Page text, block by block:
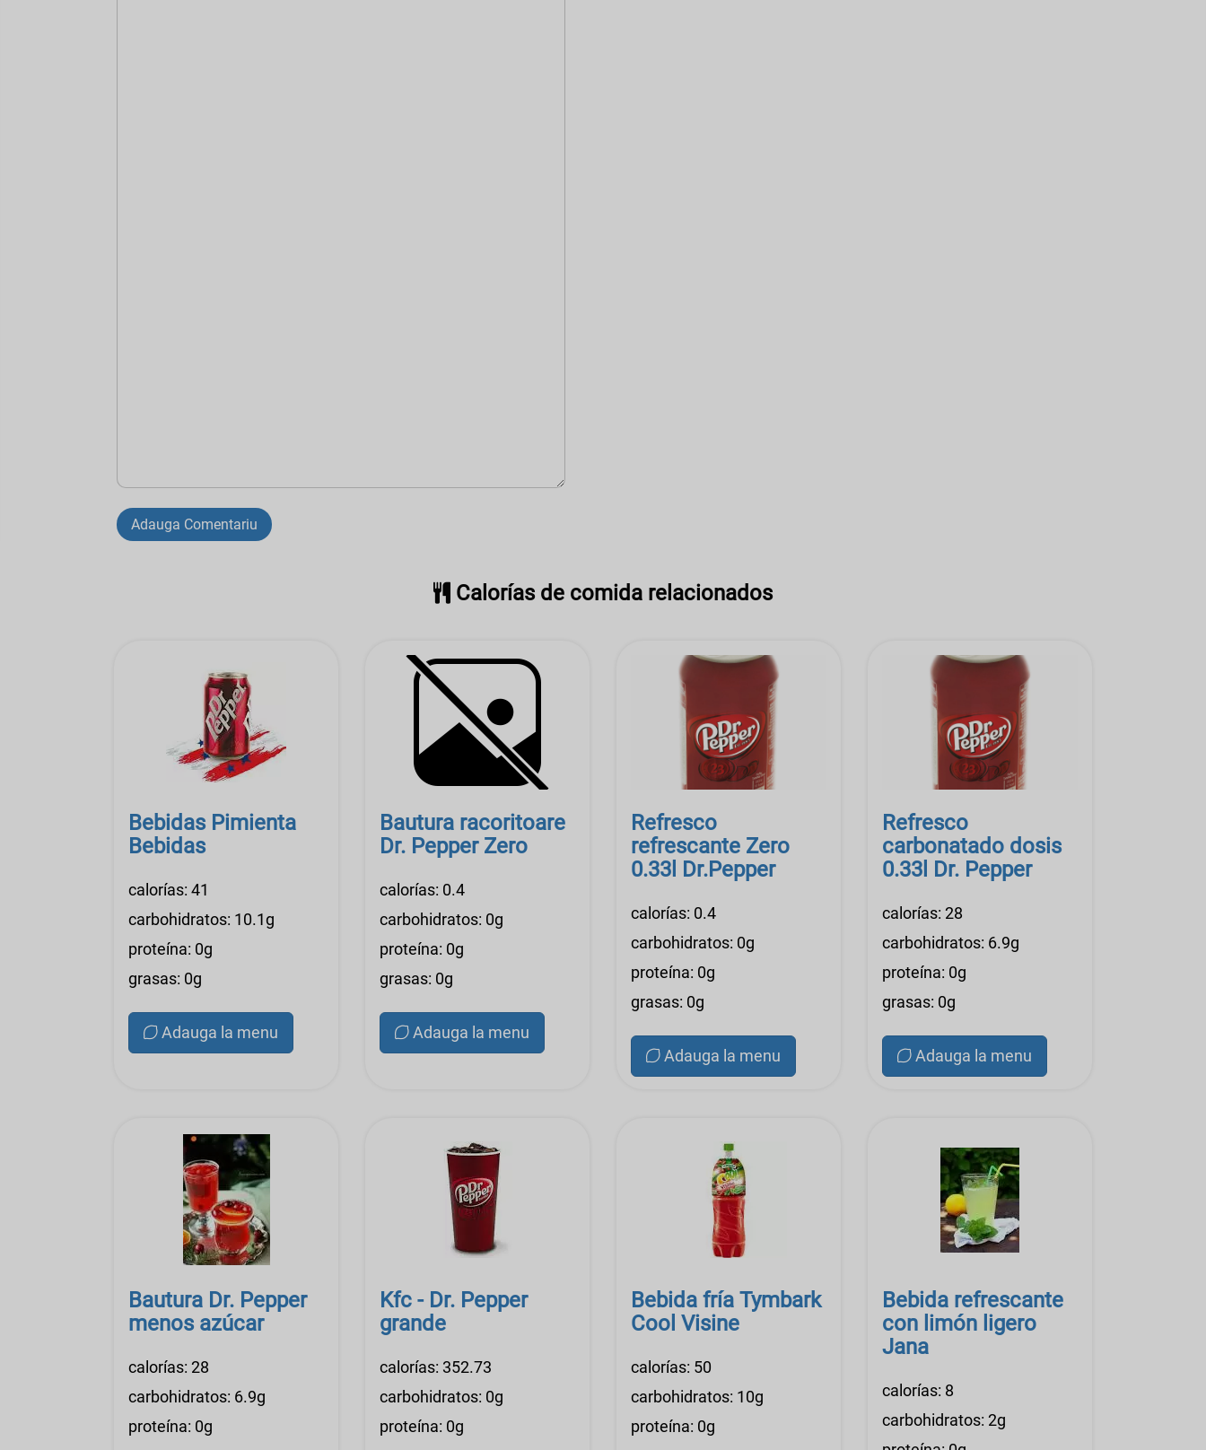
Adauga Comentariu
Calorías de comida relacionados
Bebidas Pimienta
Bebidas
calorías: 41
carbohidratos: 10.1g
proteína: 0g
grasas: 0g
Adauga la menu
Bautura racoritoare
Dr. Pepper Zero
calorías: 0.4
carbohidratos: 0g
proteína: 0g
grasas: 0g
Adauga la menu
Refresco
refrescante Zero
0.33l Dr.Pepper
calorías: 0.4
carbohidratos: 0g
proteína: 0g
grasas: 0g
Adauga la menu
Refresco
carbonatado dosis
0.33l Dr. Pepper
calorías: 28
carbohidratos: 6.9g
proteína: 0g
grasas: 0g
Adauga la menu
Bautura Dr. Pepper
menos azúcar
calorías: 28
carbohidratos: 6.9g
proteína: 0g
Kfc - Dr. Pepper
grande
calorías: 352.73
carbohidratos: 0g
proteína: 0g
Bebida fría Tymbark
Cool Visine
calorías: 50
carbohidratos: 10g
proteína: 0g
Bebida refrescante
con limón ligero
Jana
calorías: 8
carbohidratos: 2g